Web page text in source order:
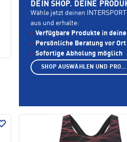
DEIN SHOP. DEINE
Wähle jetzt deinen
aus und erhalte:
Verfügbare Produkte in
Persönliche Beratung vor Ort
Sofortige Abholung möglich
SHOP AUSWÄHLEN UND PRODUKTE ANZEIGEN